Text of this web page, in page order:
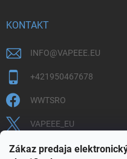
Zákaz predaja
KONTAKT
INFO@VAPEEE.EU
+421950467678
WWTSRO
VAPEEE_EU
VAPEEE.EU